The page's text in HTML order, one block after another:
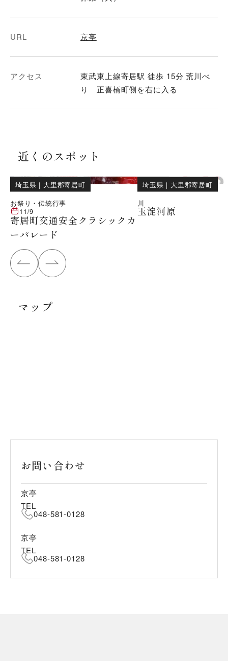
URL 京亭
アクセス
東武東上線寄居駅 徒歩 15分 荒川べ
り 正喜橋町側を右に入る
近くのスポット
埼玉県 ｜ 大里郡寄居町
お祭り・伝統行事
11/9
寄居町交通安全クラシックカ
ーパレード
埼玉県 ｜ 大里郡寄居町
川
玉淀河原
マップ
お問い合わせ
京亭
TEL
048-581-0128
京亭
TEL
048-581-0128